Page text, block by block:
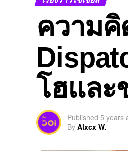
ความคิ
โฮและ
Published 5 years
By Alxcx W.